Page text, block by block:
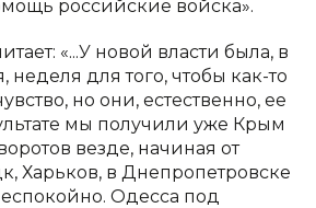
российские войска».
«...У новой власти была, в
неделя для того, чтобы как-то
но они, естественно, ее
мы получили уже Крым
везде, начиная от
Харьков, в Днепропетровске
Одесса под